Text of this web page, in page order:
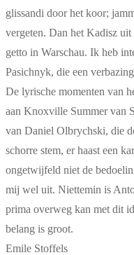
glissandi door het koor;
vergeten. Dan het Kadisz
getto in Warschau. Ik heb
Pasichnyk, die een
De lyrische momenten van
aan Knoxville Summer van
van Daniel Olbrychski, die
schorre stem, er haast een
ongetwijfeld niet de
mij wel uit. Niettemin is
prima overweg kan met dit
belang is groot.
Emile Stoffels